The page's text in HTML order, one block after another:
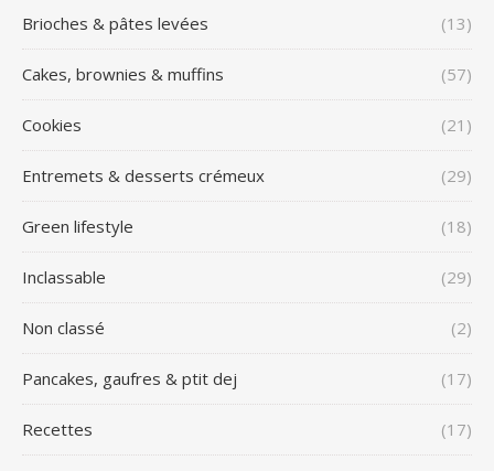
Brioches & pâtes levées (13)
Cakes, brownies & muffins (57)
Cookies (21)
Entremets & desserts crémeux (29)
Green lifestyle (18)
Inclassable (29)
Non classé (2)
Pancakes, gaufres & ptit dej (17)
Recettes (17)